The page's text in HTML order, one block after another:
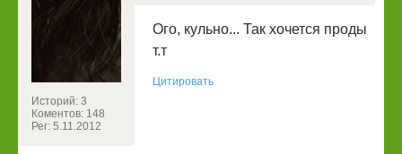
Историй: 3
Коментов: 148
Рег: 5.11.2012
Ого, кульно... Так хочется проды
т.т
Цитировать